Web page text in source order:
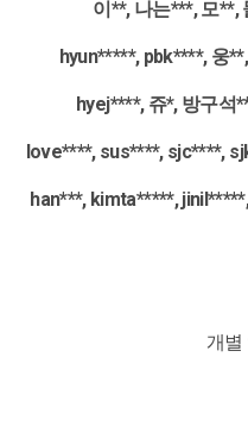
이**, 나는***, 모**,
hyun*****, pbk****, 웅
hyej****, 쥬*, 방구석
love****, sus****, sjc****,
han***, kimta*****,
개별